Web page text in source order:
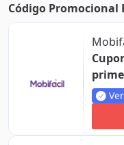
Código Promocional